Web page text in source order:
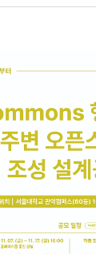
Facebook 로그인